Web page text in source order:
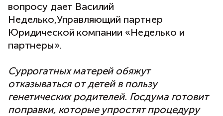
вопросу дает Василий
Неделько,Управляющий партнер
Юридической компании «Неделько и
партнеры».
Суррогатных матерей обяжут
отказываться от детей в пользу
генетических родителей. Госдума готовит
поправки, которые упростят процедуру